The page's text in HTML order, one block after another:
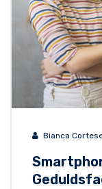
Bianca